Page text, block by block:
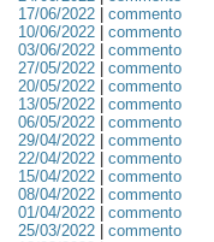
17/06/2022| commento
10/06/2022| commento
03/06/2022| commento
27/05/2022| commento
20/05/2022| commento
13/05/2022| commento
06/05/2022| commento
29/04/2022| commento
22/04/2022| commento
15/04/2022| commento
08/04/2022| commento
01/04/2022| commento
25/03/2022| commento